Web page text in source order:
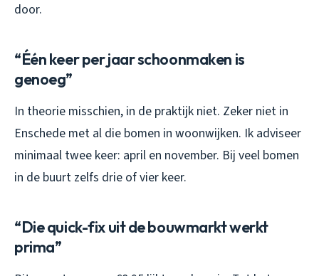
door.
“Één keer per jaar schoonmaken is
genoeg”
In theorie misschien, in de praktijk niet. Zeker niet in
Enschede met al die bomen in woonwijken. Ik adviseer
minimaal twee keer: april en november. Bij veel bomen
in de buurt zelfs drie of vier keer.
“Die quick-fix uit de bouwmarkt werkt
prima”